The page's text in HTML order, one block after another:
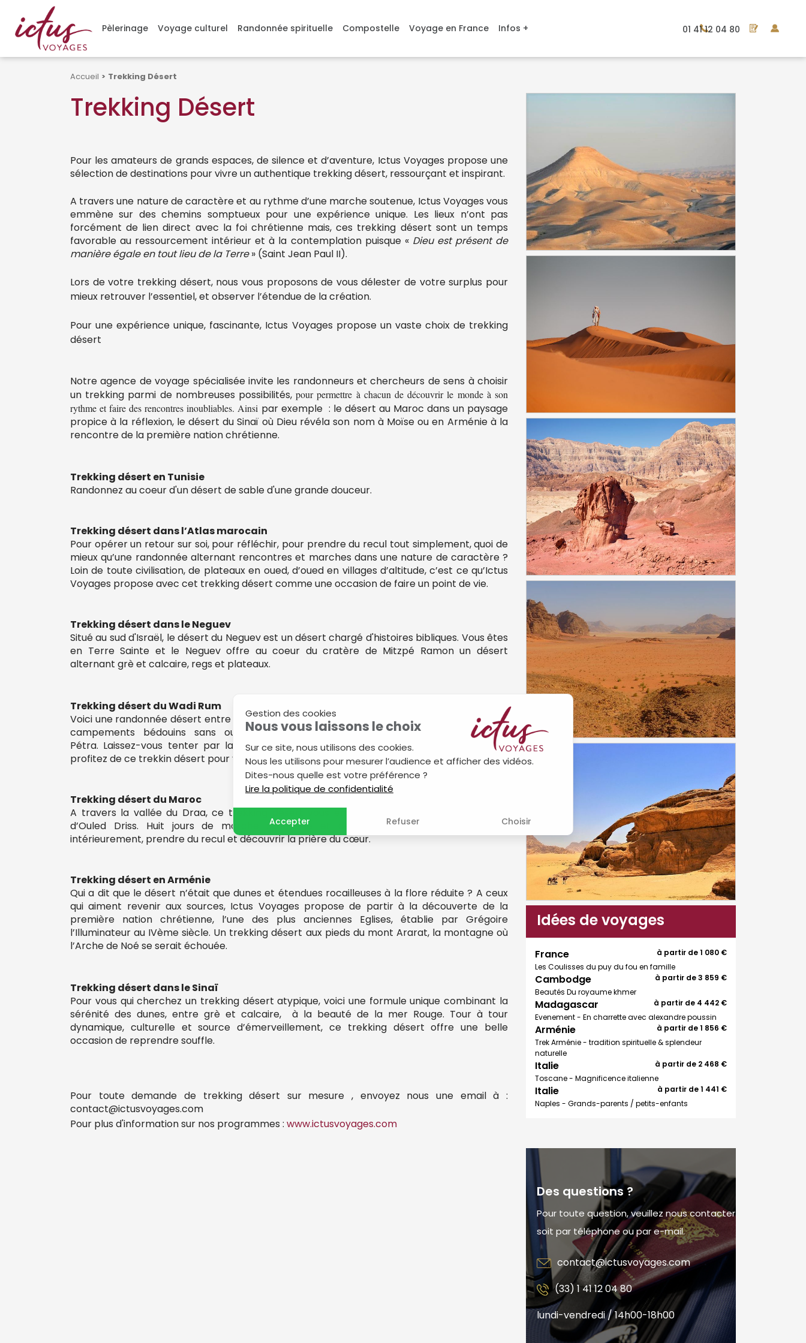
Gérer mes cookies
Gestion des cookies
Nous vous laissons le choix
Sur ce site, nous utilisons des cookies.
Nous les utilisons pour mesurer l’audience et afficher des vidéos.
Dites-nous quelle est votre préférence ?
Lire la politique de confidentialité
Accepter Refuser Choisir
Pèlerinage Voyage culturel Randonnée spirituelle Compostelle Voyage en France Infos + 01 41 12 04 80
Accueil > Trekking Désert
Trekking Désert
Pour les amateurs de grands espaces, de silence et d’aventure, Ictus Voyages propose une
sélection de destinations pour vivre un authentique trekking désert, ressourçant et inspirant.
A travers une nature de caractère et au rythme d’une marche soutenue, Ictus Voyages vous
emmène sur des chemins somptueux pour une expérience unique. Les lieux n’ont pas
forcément de lien direct avec la foi chrétienne mais, ces trekking désert sont un temps
favorable au ressourcement intérieur et à la contemplation puisque « Dieu est présent de
manière égale en tout lieu de la Terre» (Saint Jean Paul II).
Lors de votre trekking désert, nous vous proposons de vous délester de votre surplus pour
mieux retrouver l’essentiel, et observer l’étendue de la création.
Pour une expérience unique, fascinante, Ictus Voyages propose un vaste choix de trekking
désert
Notre agence de voyage spécialisée invite les randonneurs et chercheurs de sens à choisir
un trekking parmi de nombreuses possibilités,pour permettre à chacun de découvrir le monde à son
rythme et faire des rencontres inoubliables. Ainsi par exemple : le désert au Maroc dans un paysage
propice à la réflexion, le désert du Sinaï où Dieu révéla son nom à Moïse ou en Arménie à la
rencontre de la première nation chrétienne.
Trekking désert en Tunisie
Randonnez au coeur d'un désert de sable d'une grande douceur.
Trekking désert dans l’Atlas marocain
Pour opérer un retour sur soi, pour réfléchir, pour prendre du recul tout simplement, quoi de
mieux qu’une randonnée alternant rencontres et marches dans une nature de caractère ?
Loin de toute civilisation, de plateaux en oued, d’oued en villages d’altitude, c’est ce qu’Ictus
Voyages propose avec cet trekking désert comme une occasion de faire un point de vie.
Trekking désert dans le Neguev
Situé au sud d'Israël, le désert du Neguev est un désert chargé d'histoires bibliques. Vous êtes
en Terre Sainte et le Neguev offre au coeur du cratère de Mitzpé Ramon un désert
alternant grè et calcaire, regs et plateaux.
Trekking désert du Wadi Rum
Voici une randonnée désert entre les dunes de sable, les roches sculptées par le vent et les
campements bédouins sans oublier, bien sûr, la visite de l’incomparable cité de
Pétra. Laissez-vous tenter par la beauté du désert et des montagnes du Wadi Rum et
profitez de ce trekkin désert pour vivre une inoubliable expérience de retour à l’essentiel.
Trekking désert du Maroc
A travers la vallée du Draa, ce trekking désert vous emmènera jusqu’au pied des dunes
d’Ouled Driss. Huit jours de marche spirituelle et de vie nomade pour se purifier
intérieurement, prendre du recul et découvrir la prière du cœur.
Trekking désert en Arménie
Qui a dit que le désert n’était que dunes et étendues rocailleuses à la flore réduite ? A ceux
qui aiment revenir aux sources, Ictus Voyages propose de partir à la découverte de la
première nation chrétienne, l’une des plus anciennes Eglises, établie par Grégoire
l’Illuminateur au IVème siècle. Un trekking désert aux pieds du mont Ararat, la montagne où
l’Arche de Noé se serait échouée.
Trekking désert dans le Sinaï
Pour vous qui cherchez un trekking désert atypique, voici une formule unique combinant la
sérénité des dunes, entre grè et calcaire, à la beauté de la mer Rouge. Tour à tour
dynamique, culturelle et source d’émerveillement, ce trekking désert offre une belle
occasion de reprendre souffle.
Pour toute demande de trekking désert sur mesure , envoyez nous une email à :
contact@ictusvoyages.com
Pour plus d'information sur nos programmes : www.ictusvoyages.com
Idées de voyages
France à partir de1 080 €
Les Coulisses du puy du fou en famille
Cambodge à partir de3 859 €
Beautés Du royaume khmer
Madagascar à partir de 4 442 €
Evenement - En charrette avec alexandre poussin
Arménie à partir de1 856 €
Trek Arménie - tradition spirituelle & splendeur
naturelle
Italie à partir de 2 468 €
Toscane - Magnificence italienne
Italie à partir de1 441 €
Naples - Grands-parents / petits-enfants
Des questions ?
Pour toute question, veuillez nous contacter
soit par téléphone ou par e-mail.
contact@ictusvoyages.com
(33) 1 41 12 04 80
lundi-vendredi / 14h00-18h00